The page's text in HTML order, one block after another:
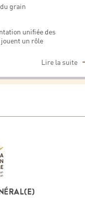
grain
unifiée des
un rôle
Lire la suite